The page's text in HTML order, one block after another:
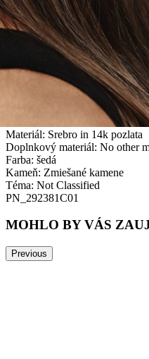
PRIDAŤ DO KOŠÍKA
POPIS
Náušnice, Šterlingové striebro,
moderný štýl? Ozdobte vaše
náušníc, ktoré hravým a
obidvoch svetov. Naše
umelým kryštálom
nadčasovú eleganciu -
cieľom vytvoriť moderný no
Materiál: Srebro in 14k pozlata
Doplnkový materiál: No other
Farba: šedá
Kameň: Zmiešané kamene
Téma: Not Classified
PN_292381C01
MOHLO BY VÁS
Previous